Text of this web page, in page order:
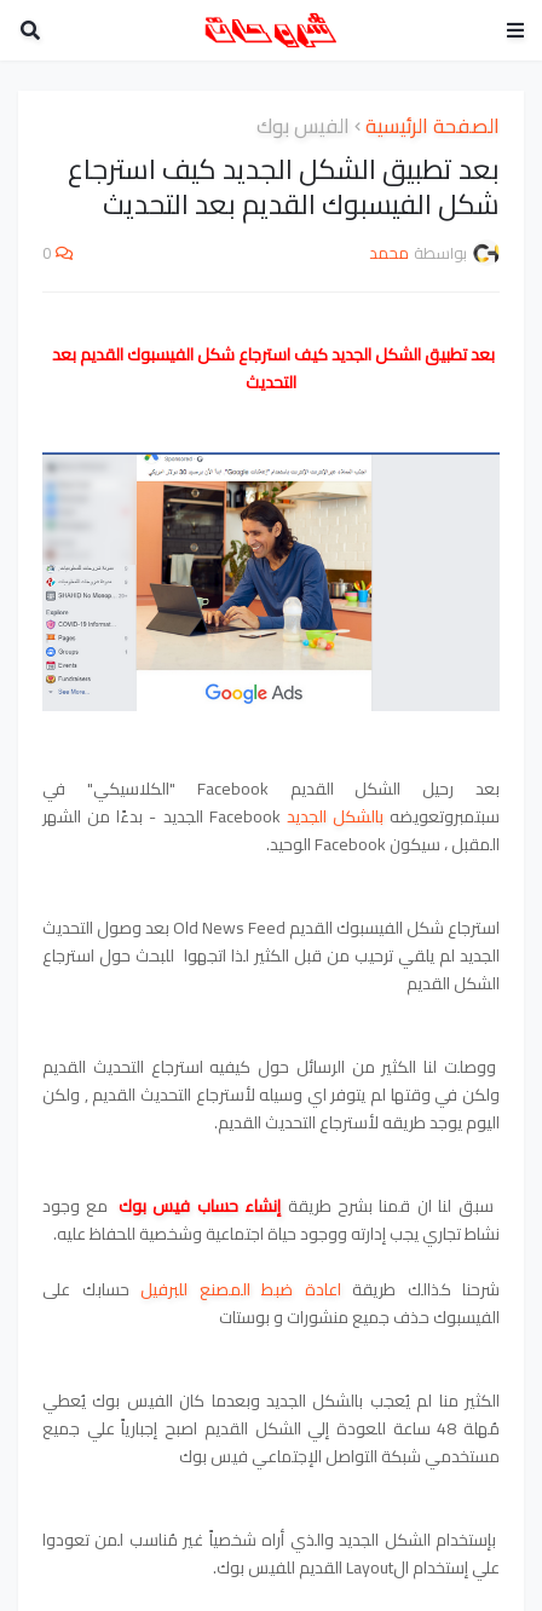
الصفحة الرئيسية الفيس بوك
بعد تطبيق الشكل الجديد كيف استرجاع
شكل الفيسبوك القديم بعد التحديث
بواسطة محمد 0
التحديث
بعد رحيل الشكل القديم Facebook "الكلاسيكي" في
سبتمبروتعويضه بالشكل الجديد
Facebook الجديد - بدءًا من الشهر
المقبل ، سيكون Facebook الوحيد.
استرجاع شكل الفيسبوك القديم Old News Feed بعد وصول التحديث
الجديد لم يلقي ترحيب من قبل الكثير لذا اتجهوا للبحث حول استرجاع
الشكل القديم
ووصلت لنا الكثير من الرسائل حول كيفيه استرجاع التحديث القديم
ولكن في وقتها لم يتوفر اي وسيله لأسترجاع التحديث القديم , ولكن
اليوم يوجد طريقه لأسترجاع التحديث القديم.
سبق لنا ان قمنا بشرح طريقةإنشاء حساب فيس بوك مع وجود
نشاط تجاري يجب إدارته ووجود حياة اجتماعية وشخصية للحفاظ عليه.
شرحنا كذالك طريقة اعادة ضبط المصنع للبرفيل حسابك على
الفيسبوك حذف جميع منشورات و بوستات
الكثير منا لم يُعجب بالشكل الجديد وبعدما كان الفيس بوك يُعطي
مُهلة 48 ساعة للعودة إلي الشكل القديم اصبح إجبارياً علي جميع
مستخدمي شبكة التواصل الإجتماعي فيس بوك
بإستخدام الشكل الجديد والذي أراه شخصياً غير مُناسب لمن تعودوا
علي إستخدام الLayout القديم للفيس بوك.